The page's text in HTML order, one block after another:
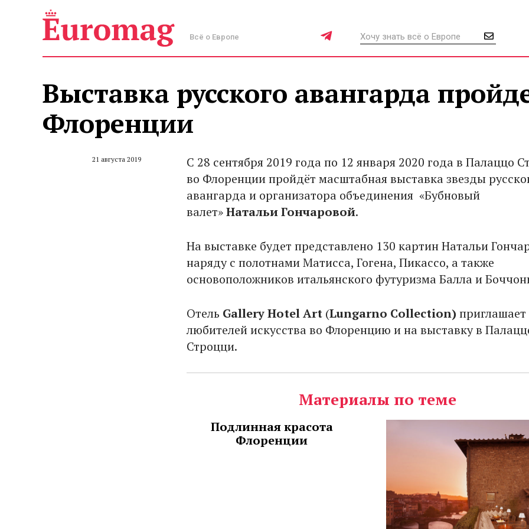
Всё о Европе
Выставка русского авангарда
Флоренции
21 августа 2019
С 28 сентября 2019 года по 12 января 2020 года в Палаццо
во Флоренции пройдёт масштабная выставка звезды
авангарда и организатора объединения «Бубновый
валет»НатальиГончаровой.
На выставке будет представлено 130 картин Натальи
наряду с полотнами Матисса, Гогена, Пикассо, а также
основоположников итальянского футуризма Балла и
Отель Gallery Hotel Art (Lungarno Collection) приглашает
любителей искусства во Флоренцию и на выставку в
Строцци.
Материалы по теме
Подлинная красота
Флоренции